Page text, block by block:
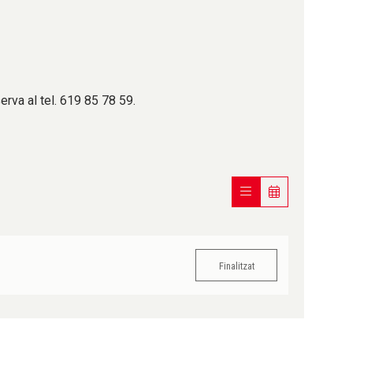
al tel. 619 85 78 59.
Finalitzat